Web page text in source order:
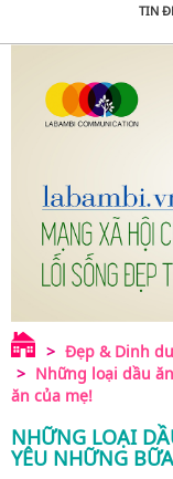
TIN
Đẹp & Dinh
Những loại dầu
ăn của mẹ!
NHỮNG LOẠI
YÊU NHỮNG